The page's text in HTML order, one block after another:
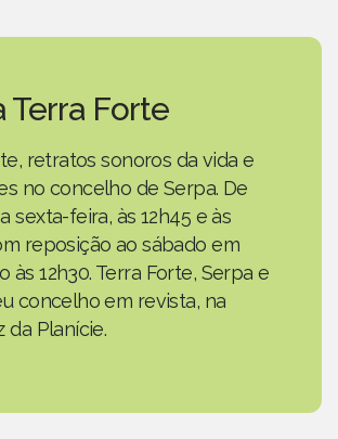
Terra Forte
retratos sonoros da vida e
no concelho de Serpa. De
sexta-feira, às 12h45 e às
reposição ao sábado em
às 12h30. Terra Forte, Serpa e
concelho em revista, na
da Planície.